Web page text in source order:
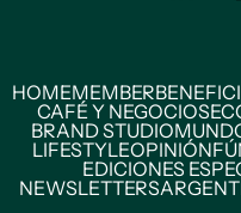
HOMEMEMBER
CAFÉ Y NEGOCIOS
BRAND STUDIO
LIFESTYLEOPINIÓN
EDICIONES
NEWSLETTERS